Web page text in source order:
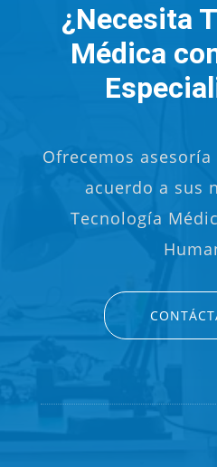
¿Necesita
Médica
Ofrecemos
acuerdo a sus
Tecnología